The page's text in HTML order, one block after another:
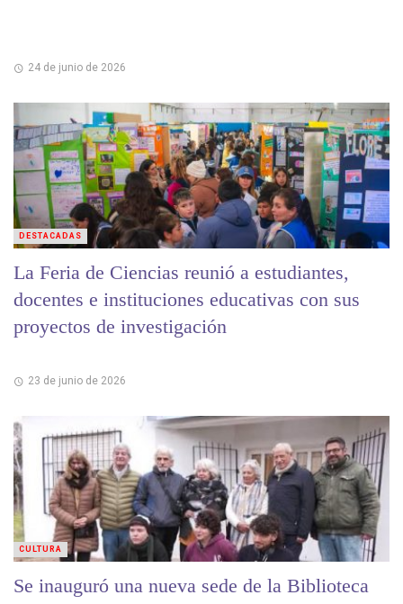
24 de junio de 2026
La Feria de Ciencias reunió a estudiantes,
docentes e instituciones educativas con sus
proyectos de investigación
23 de junio de 2026
DESTACADAS
Se inauguró una nueva sede de la Biblioteca
CULTURA